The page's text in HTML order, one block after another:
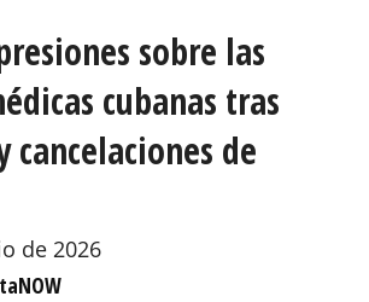
sobre las
cubanas tras
cancelaciones de
de 2026